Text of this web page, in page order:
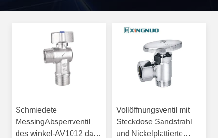
Schmiedete
MessingAbsperrventil
des winkel-AV1012 das
Vollöffnungsventil mit
Steckdose Sandstrahl
und Nickelplattierte